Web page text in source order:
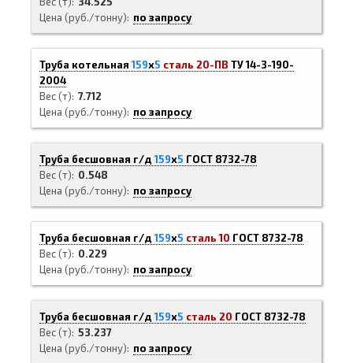
Цена (руб./тонну)
по запросу
Труба котельная159х5 сталь 20-ПВ ТУ 14-3-190-
2004
Вес (т) 7.712
Цена (руб./тонну)
по запросу
Труба бесшовная г/д159х5 ГОСТ 8732-78
Вес (т)
0.548
Цена (руб./тонну)
по запросу
Труба бесшовная г/д159х5 сталь 10 ГОСТ 8732-78
Вес (т)
0.229
Цена (руб./тонну)
по запросу
Труба бесшовная г/д159х5 сталь 20 ГОСТ 8732-78
Вес (т) 53.237
Цена (руб./тонну)
по запросу